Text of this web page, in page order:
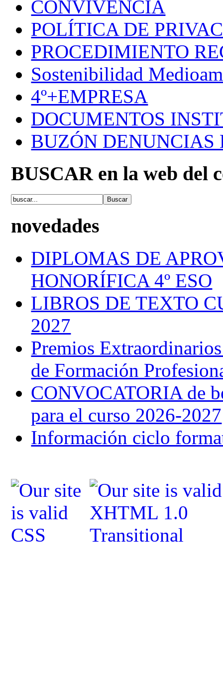
CONVIVENCIA
POLÍTICA DE
PROCEDIMIENTO
Sostenibilidad
4º+EMPRESA
DOCUMENTOS
BUZÓN DENUNCIAS
BUSCAR en la web del
novedades
DIPLOMAS DE
HONORÍFICA 4º ESO
LIBROS DE TEXTO
2027
Premios
de Formación
CONVOCATORIA de
para el curso 2026-2027
Información ciclo